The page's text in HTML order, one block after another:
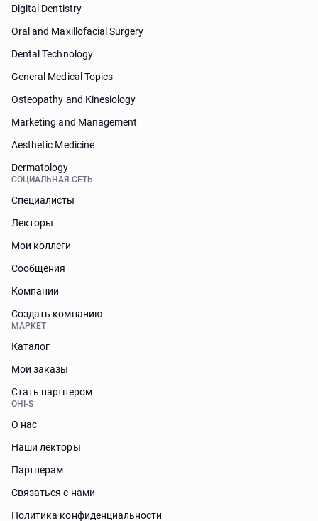
Digital Dentistry
Oral and Maxillofacial Surgery
Dental Technology
General Medical Topics
Osteopathy and Kinesiology
Marketing and Management
Aesthetic Medicine
Dermatology
СОЦИАЛЬНАЯ СЕТЬ
Специалисты
Лекторы
Мои коллеги
Сообщения
Компании
Создать компанию
МАРКЕТ
Каталог
Мои заказы
Стать партнером
OHI-S
О нас
Наши лекторы
Партнерам
Связаться с нами
Политика конфиденциальности